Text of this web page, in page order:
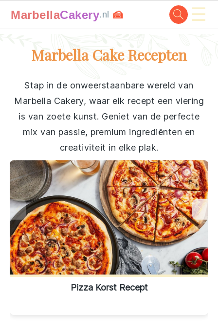
navigation
content
sidebar
MarbellaCakery.nl 🍰 ☰
Marbella Cake Recepten
Stap in de onweerstaanbare wereld van
Marbella Cakery, waar elk recept een viering
is van zoete kunst. Geniet van de perfecte
mix van passie, premium ingrediënten en
creativiteit in elke plak.
Pizza Korst Recept